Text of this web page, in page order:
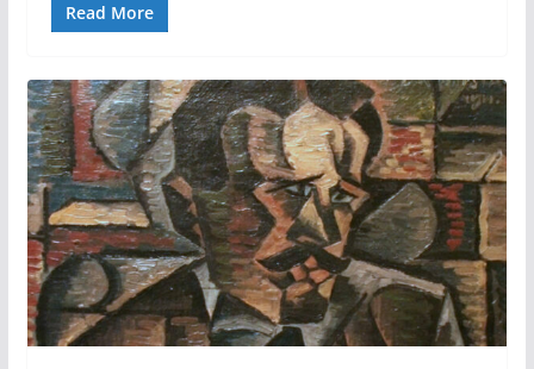
Read More